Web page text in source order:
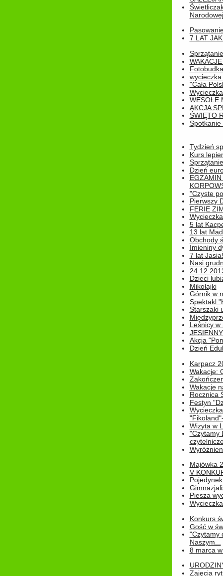
Narodowej
7 LAT
Fotobudka
"Cała
WESOŁE
AKCJA
ŚWIĘTO
Spotkanie
Tydzień
Kurs
Dzień
"Czyste
Pierwszy
FERIE
5 lat
13 lat
Obchody
Imieniny
7 lat Jasia!
Nasi
Dzieci
Mikołajki
Górnik w
Spektakl
Starszaki
Leśnicy w
Akcja
Dzień
Karpacz
Wakacje:
Wakacje
Rocznica
Festyn
Wizyta w
"Czytamy
Majówka
V
Piesza
Konkurs
Gość w
"Czytamy
Naszym...
8 marca
Zajęcia